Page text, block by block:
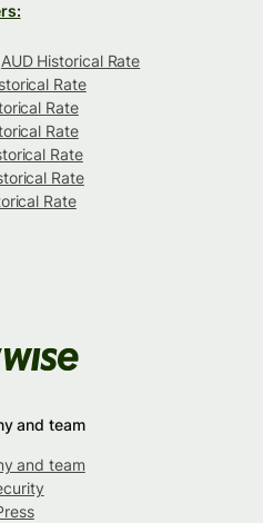
AUD Historical Rate
Rate
Rate
Rate
Rate
Rate
Rate
and team
and team